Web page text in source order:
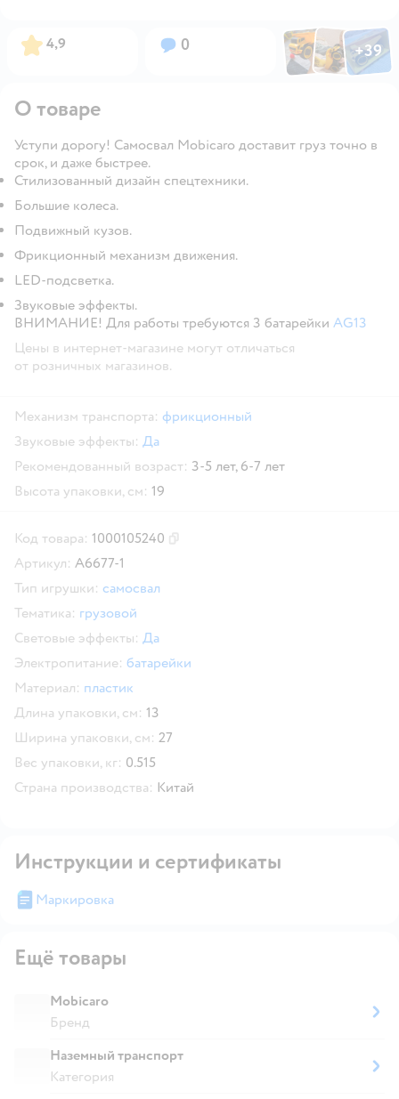
Рейтинг:
4,9 Вопросов:
0 ФотоФотоФото
+39
Открыть
О товаре
Уступи дорогу! Самосвал Mobicaro доставит груз точно в
срок, и даже быстрее.
Стилизованный дизайн спецтехники.
Большие колеса.
Подвижный кузов.
Фрикционный механизм движения.
LED-подсветка.
Звуковые эффекты.
ВНИМАНИЕ! Для работы требуются 3 батарейки AG13
Цены в интернет-магазине могут отличаться
от розничных магазинов.
Механизм транспорта: фрикционный
Звуковые эффекты: Да
Рекомендованный возраст: 3-5 лет, 6-7 лет
Высота упаковки, см: 19
Код товара: 1000105240
Артикул: A6677-1
Тип игрушки: самосвал
Тематика: грузовой
Световые эффекты: Да
Электропитание: батарейки
Материал: пластик
Длина упаковки, см: 13
Ширина упаковки, см: 27
Вес упаковки, кг: 0.515
Страна производства: Китай
Инструкции и сертификаты
Маркировка
Ещё товары
Mobicaro
Бренд
Наземный транспорт
Категория